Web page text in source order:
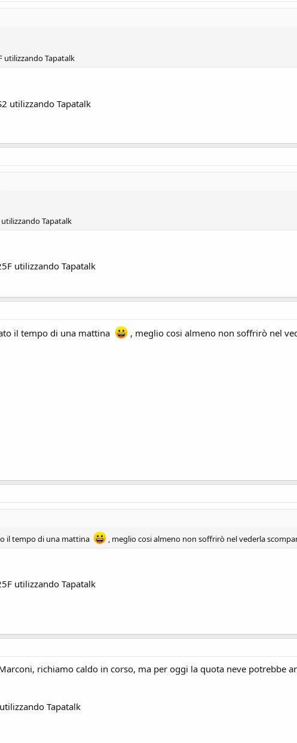
utilizzando Tapatalk
utilizzando Tapatalk
Tapatalk
utilizzando Tapatalk
il tempo di una mattina , meglio cosi almeno non soffrirò nel
il tempo di una mattina
, meglio cosi almeno non soffrirò nel vederla
utilizzando Tapatalk
richiamo caldo in corso, ma per oggi la quota neve potrebbe
Tapatalk